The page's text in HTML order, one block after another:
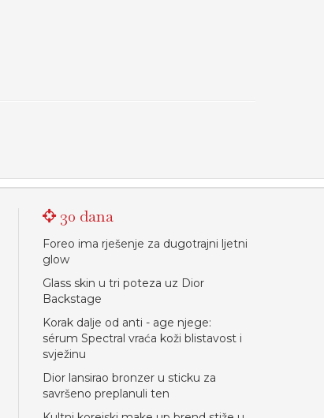
30 dana
Foreo ima rješenje za dugotrajni ljetni
glow
Glass skin u tri poteza uz Dior
Backstage
Korak dalje od anti - age njege:
sérum Spectral vraća koži blistavost i
svježinu
Dior lansirao bronzer u sticku za
savršeno preplanuli ten